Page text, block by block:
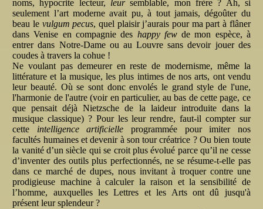
noms, hypocrite lecteur, leursemblable, mon frère ? Ah, si
seulement l’art moderne avait pu, à tout jamais, dégoûter du
beau le vulgum pecus, quel plaisir j’aurais pour ma part à flâner
dans Venise en compagnie des happy fewde mon espèce, à
entrer dans Notre-Dame ou au Louvre sans devoir jouer des
coudes à travers la cohue !
Ne voulant pas demeurer en reste de modernisme, même la
littérature et la musique, les plus intimes de nos arts, ont vendu
leur beauté. Où se sont donc envolés le grand style de l'une,
l'harmonie de l'autre (voir en particulier, au bas de cette page, ce
que pensait déjà Nietzsche de la laideur introduite dans la
musique classique) ? Pour les leur rendre, faut-il compter sur
cette intelligence artificielle programmée pour imiter nos
facultés humaines et devenir à son tour créatrice ? Ou bien toute
la vanité d’un siècle qui se croit plus évolué parce qu’il ne cesse
d’inventer des outils plus perfectionnés, ne se résume-t-elle pas
dans ce marché de dupes, nous invitant à troquer contre une
prodigieuse machine à calculer la raison et la sensibilité de
l’homme, auxquelles les Lettres et les Arts ont dû jusqu'à
présent leur splendeur ?